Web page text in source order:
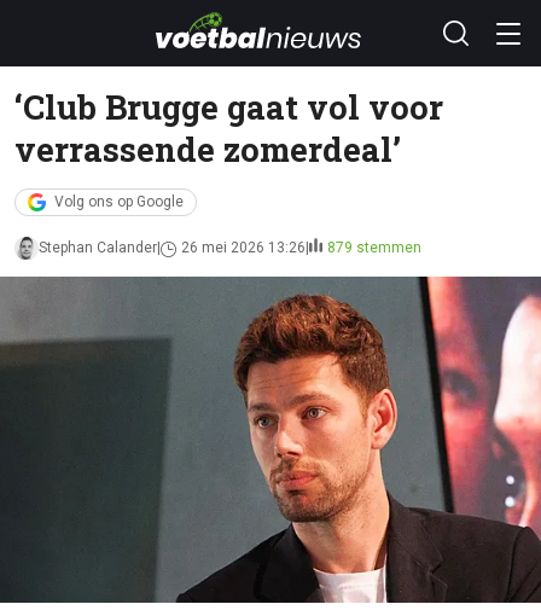
‘Club Brugge gaat vol voor
verrassende zomerdeal’
Volg ons op Google
Stephan Calander 26 mei 2026 13:26 879 stemmen